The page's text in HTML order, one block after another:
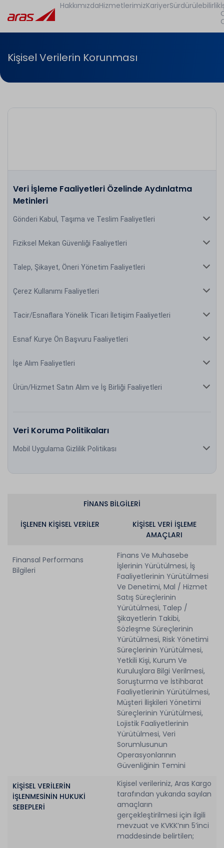
HakkımızdaHizmetlerimizKariyerSürdürülebilirlik
Kişisel Verilerin Korunması
Veri İşleme Faaliyetleri Özelinde Aydınlatma
Metinleri
Gönderi Kabul, Taşıma ve Teslim Faaliyetleri
Fiziksel Mekan Güvenliği Faaliyetleri
Talep, Şikayet, Öneri Yönetim Faaliyetleri
Çerez Kullanımı Faaliyetleri
Tacir/Esnaflara Yönelik Ticari İletişim Faaliyetleri
Esnaf Kurye Ön Başvuru Faaliyetleri
İşe Alım Faaliyetleri
Ürün/Hizmet Satın Alım ve İş Birliği Faaliyetleri
Veri Koruma Politikaları
Mobil Uygulama Gizlilik Politikası
FİNANS BİLGİLERİ
İŞLENEN KİŞİSEL VERİLER
KİŞİSEL VERİ İŞLEME
AMAÇLARI
Finansal Performans
Bilgileri
Finans Ve Muhasebe
İşlerinin Yürütülmesi, İş
Faaliyetlerinin Yürütülmesi
Ve Denetimi, Mal / Hizmet
Satış Süreçlerinin
Yürütülmesi, Talep /
Şikayetlerin Takibi,
Sözleşme Süreçlerinin
Yürütülmesi, Risk Yönetimi
Süreçlerinin Yürütülmesi,
Yetkili Kişi, Kurum Ve
Kuruluşlara Bilgi Verilmesi,
Soruşturma ve İstihbarat
Faaliyetlerinin Yürütülmesi,
Müşteri İlişkileri Yönetimi
Süreçlerinin Yürütülmesi,
Lojistik Faaliyetlerinin
Yürütülmesi, Veri
Sorumlusunun
Operasyonlarının
Güvenliğinin Temini
KİŞİSEL VERİLERİN
İŞLENMESİNİN HUKUKİ
SEBEPLERİ
Kişisel verileriniz, Aras Kargo
tarafından yukarıda sayılan
amaçların
gerçekleştirilmesi için ilgili
mevzuat ve KVKK’nın 5’inci
maddesinde belirtilen;